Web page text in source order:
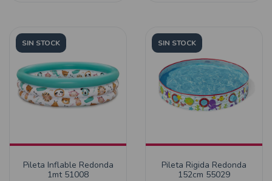
SIN STOCK
Pileta Inflable Redonda
1mt 51008
SIN STOCK
Pileta Rigida Redonda
152cm 55029